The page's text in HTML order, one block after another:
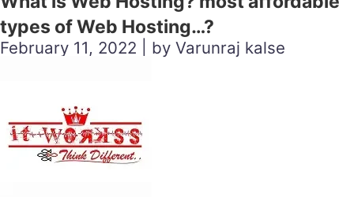
types of Web Hosting…?
February 11, 2022 | by Varunraj kalse